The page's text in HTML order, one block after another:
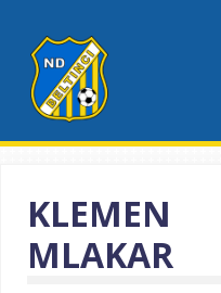
KLEMEN
MLAKAR